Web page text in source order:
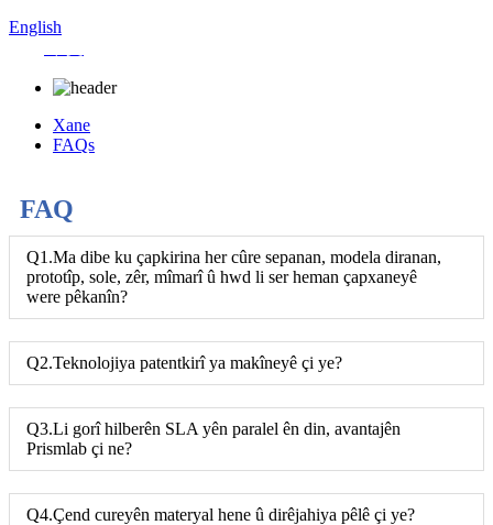
English
Xane
FAQs
FAQ
Q1.Ma dibe ku çapkirina her cûre sepanan, modela diranan,
prototîp, sole, zêr, mîmarî û hwd li ser heman çapxaneyê
were pêkanîn?
Q2.Teknolojiya patentkirî ya makîneyê çi ye?
Q3.Li gorî hilberên SLA yên paralel ên din, avantajên
Prismlab çi ne?
Q4.Çend cureyên materyal hene û dirêjahiya pêlê çi ye?